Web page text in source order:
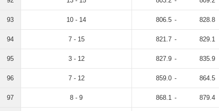
93 10 - 14 806.5 - 828.8
94 7 - 15 821.7 - 829.1
95 3 - 12 827.9 - 835.9
96 7 - 12 859.0 - 864.5
97 8 - 9 868.1 - 879.4